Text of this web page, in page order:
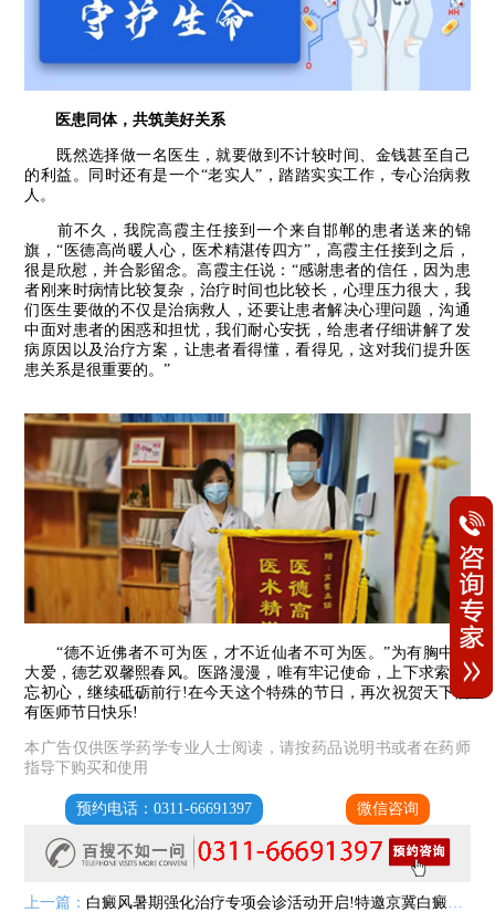
医患同体，共筑美好关系
既然选择做一名医生，就要做到不计较时间、金钱甚至自己
的利益。同时还有是一个“老实人”，踏踏实实工作，专心治病救
人。
前不久，我院高霞主任接到一个来自邯郸的患者送来的锦
旗，“医德高尚暖人心，医术精湛传四方”，高霞主任接到之后，
很是欣慰，并合影留念。高霞主任说：“感谢患者的信任，因为患
者刚来时病情比较复杂，治疗时间也比较长，心理压力很大，我
们医生要做的不仅是治病救人，还要让患者解决心理问题，沟通
中面对患者的困惑和担忧，我们耐心安抚，给患者仔细讲解了发
病原因以及治疗方案，让患者看得懂，看得见，这对我们提升医
患关系是很重要的。”
“德不近佛者不可为医，才不近仙者不可为医。”为有胸中存
大爱，德艺双馨熙春风。医路漫漫，唯有牢记使命，上下求索;不
忘初心，继续砥砺前行!在今天这个特殊的节日，再次祝贺天下所
有医师节日快乐!
本广告仅供医学药学专业人士阅读，请按药品说明书或者在药师
指导下购买和使用
预约电话：0311-66691397 微信咨询
上一篇： 白癜风暑期强化治疗专项会诊活动开启!特邀京冀白癜风专家坐诊，助力暑期复色!